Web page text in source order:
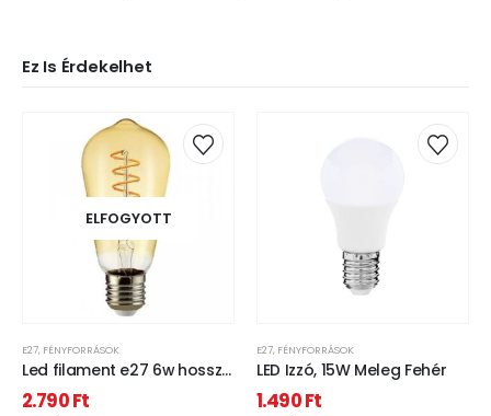
Ez Is Érdekelhet
ELFOGYOTT
E27, FÉNYFORRÁSOK
Led filament e27 6w hosszú
Borostyánsárga
2.790Ft
E27, FÉNYFORRÁSOK
LED Izzó, 15W Meleg Fehér
1.490Ft